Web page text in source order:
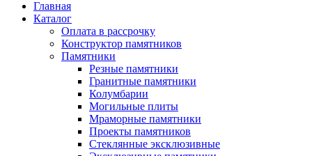
Главная
Каталог
Оплата в рассрочку
Конструктор памятников
Памятники
Резные памятники
Гранитные памятники
Колумбарии
Могильные плиты
Мраморные памятники
Проекты памятников
Стеклянные эксклюзивные